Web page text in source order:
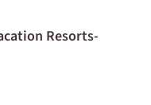
Resorts-